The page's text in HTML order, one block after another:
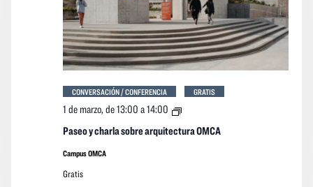
Paseo y charla sobre arquitectura OMCA
1 de marzo, de 13:00 a14:00
Paseo
charla
CONVERSACIÓN / CONFERENCIA GRATIS
Campus OMCA
Gratis